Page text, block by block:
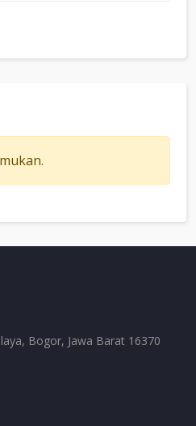
Bogor, Jawa Barat 16370